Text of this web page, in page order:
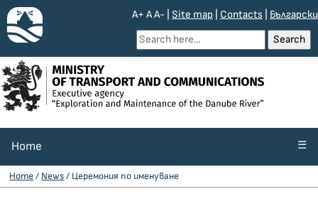
A+ AA- Site map Contacts Български
Home ☰
Home/ News/ Церемония по именуване